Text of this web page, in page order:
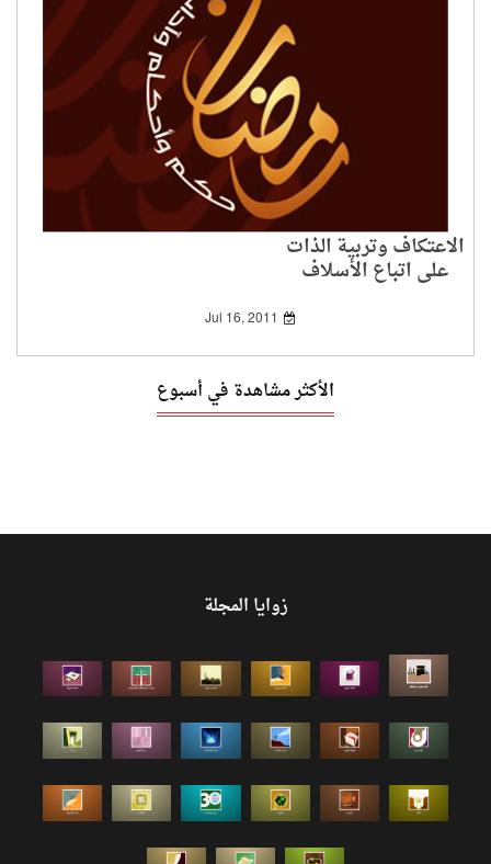
الاعتكاف وتربية الذات
على اتباع الأسلاف
Jul 16, 2011
الأكثر مشاهدة في أسبوع
زوايا المجلة